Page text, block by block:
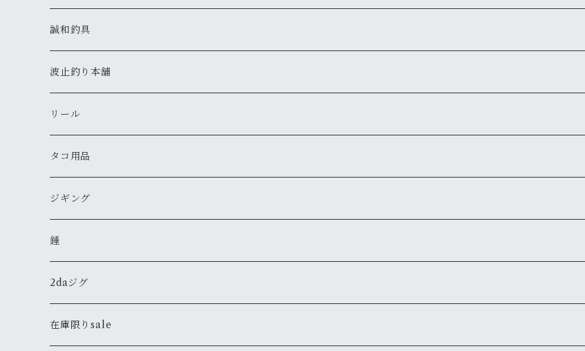
鯛
鯛ラバ 遊漁船シリーズ（カーリー）
鯛ラバ 白雪姫シリーズ（ストレート）
錘
タコ
タコノック
タコほいほい
青物
針
明石青物チョクリ
ふぐ
カワハギ
雑貨
ステッカー
Tシャツ
メバル
太刀魚
誠和釣具
竿
仕掛け
鳴門サビキ
鳴門アジ仕掛
波止釣り本舗
リール
タコ用品
スッテ
メガバス
タコーレソフト
ジギング
ジグ
ARMS
ÐーCLOW
錘
ジャッカル
タングステン
2daジグ
バスター
在庫限りsale